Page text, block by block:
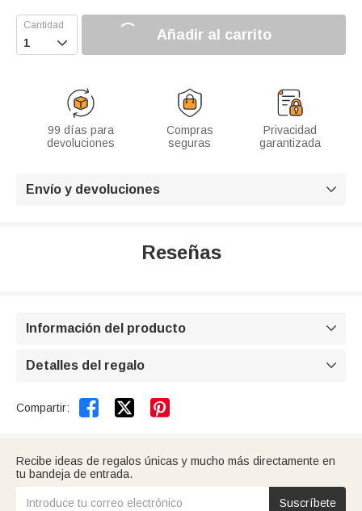
 Añadir al carrito
99 días para
devoluciones
Compras
seguras
Privacidad
garantizada
Envío y devoluciones 
Reseñas
Información del producto 
Detalles del regalo 
Compartir:  
Recibe ideas de regalos únicas y mucho más directamente en
tu bandeja de entrada.
Suscríbete